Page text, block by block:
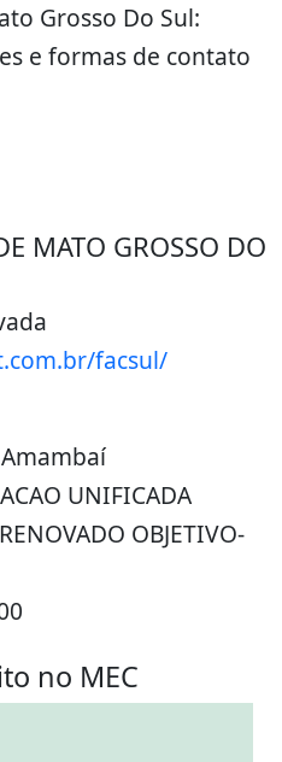
Grosso Do Sul:
e formas de contato
MATO GROSSO DO
facsul/
UNIFICADA
OBJETIVO-
no MEC